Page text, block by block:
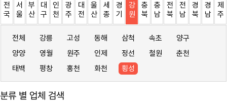
전
국
서
울
부
산
대
구
인
천
광
주
대
전
울
산
세
종
경
기
강
원
충
북
충
남
전
북
전
남
경
북
경
남
제
주
전체 강릉 고성 동해 삼척 속초
양구
양양
영월 원주 인제 정선 철원
춘천
태백
평창 홍천 화천 횡성
분류 별 업체 검색